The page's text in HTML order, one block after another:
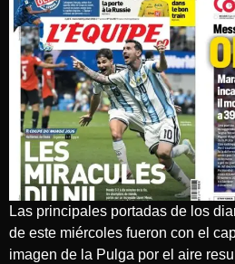
Las principales portadas de los
de este miércoles fueron con el
imagen de la Pulga por el aire